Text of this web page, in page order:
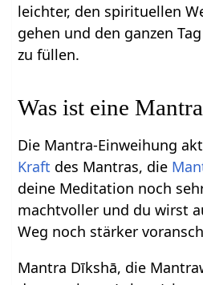
leichter, den spirituellen
gehen und den ganzen
zu füllen.
Was ist eine
Die Mantra-Einweihung
Kraft des Mantras, die
deine Meditation noch
machtvoller und du wirst
Weg noch stärker
Mantra Dīkshā, die